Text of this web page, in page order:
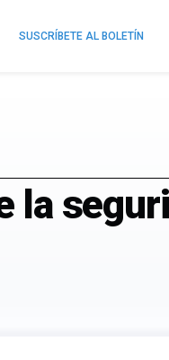
SUSCRÍBETE AL BOLETÍN
la